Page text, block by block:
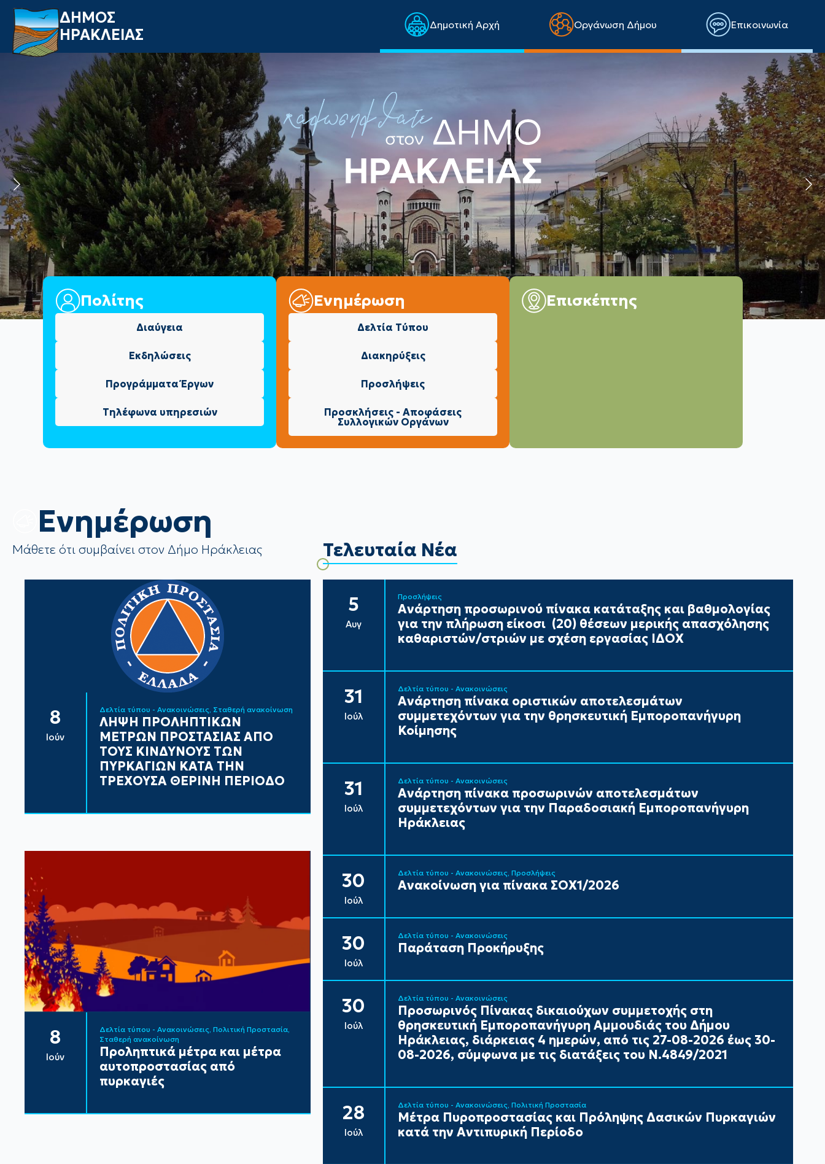
ΔΗΜΟΣ
ΗΡΑΚΛΕΙΑΣ
Δημοτική Αρχή Οργάνωση Δήμου Επικοινωνία
Πολίτης
Διαύγεια
Εκδηλώσεις
Προγράμματα Έργων
Τηλέφωνα υπηρεσιών
Ενημέρωση
Δελτία Τύπου
Διακηρύξεις
Προσλήψεις
Προσκλήσεις - Αποφάσεις
Συλλογικών Οργάνων
Επισκέπτης
Eνημέρωση
Μάθετε ότι συμβαίνει στον Δήμο Ηράκλειας
8
Ιούν
Δελτία τύπου - Ανακοινώσεις Σταθερή ανακοίνωση
ΛΗΨΗ ΠΡΟΛΗΠΤΙΚΩΝ
ΜΕΤΡΩΝ ΠΡΟΣΤΑΣΙΑΣ ΑΠΟ
ΤΟΥΣ ΚΙΝΔΥΝΟΥΣ ΤΩΝ
ΠΥΡΚΑΓΙΩΝ ΚΑΤΑ ΤΗΝ
ΤΡΕΧΟΥΣΑ ΘΕΡΙΝΗ ΠΕΡΙΟΔΟ
8
Ιούν
Δελτία τύπου - Ανακοινώσεις Πολιτική Προστασία
Σταθερή ανακοίνωση
Προληπτικά μέτρα και μέτρα
αυτοπροστασίας από
πυρκαγιές
Τελευταία Νέα
5
Αυγ
Προσλήψεις
Ανάρτηση προσωρινού πίνακα κατάταξης και βαθμολογίας
για την πλήρωση είκοσι (20) θέσεων μερικής απασχόλησης
καθαριστών/στριών με σχέση εργασίας ΙΔΟΧ
31
Ιούλ
Δελτία τύπου - Ανακοινώσεις
Ανάρτηση πίνακα οριστικών αποτελεσμάτων
συμμετεχόντων για την θρησκευτική Εμποροπανήγυρη
Κοίμησης
31
Ιούλ
Δελτία τύπου - Ανακοινώσεις
Ανάρτηση πίνακα προσωρινών αποτελεσμάτων
συμμετεχόντων για την Παραδοσιακή Εμποροπανήγυρη
Ηράκλειας
30
Ιούλ
Δελτία τύπου - Ανακοινώσεις Προσλήψεις
Ανακοίνωση για πίνακα ΣΟΧ1/2026
30
Ιούλ
Δελτία τύπου - Ανακοινώσεις
Παράταση Προκήρυξης
30
Ιούλ
Δελτία τύπου - Ανακοινώσεις
Προσωρινός Πίνακας δικαιούχων συμμετοχής στη
θρησκευτική Εμποροπανήγυρη Αμμουδιάς του Δήμου
Ηράκλειας, διάρκειας 4 ημερών, από τις 27-08-2026 έως 30-
08-2026, σύμφωνα με τις διατάξεις του Ν.4849/2021
28
Ιούλ
Δελτία τύπου - Ανακοινώσεις Πολιτική Προστασία
Μέτρα Πυροπροστασίας και Πρόληψης Δασικών Πυρκαγιών
κατά την Αντιπυρική Περίοδο